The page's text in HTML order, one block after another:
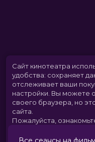
Сайт кинотеатра
удобства: сохраняет
отслеживает ваши
настройки. Вы можете
своего браузера, но
сайта.
Пожалуйста,